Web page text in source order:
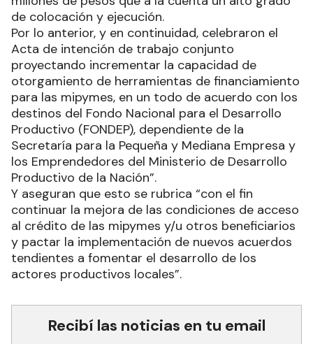
donde se acordó e implementó la suma de 400
millones de pesos que a la cuenta un alto grado
de colocación y ejecución.
Por lo anterior, y en continuidad, celebraron el
Acta de intención de trabajo conjunto
proyectando incrementar la capacidad de
otorgamiento de herramientas de financiamiento
para las mipymes, en un todo de acuerdo con los
destinos del Fondo Nacional para el Desarrollo
Productivo (FONDEP), dependiente de la
Secretaría para la Pequeña y Mediana Empresa y
los Emprendedores del Ministerio de Desarrollo
Productivo de la Nación”.
Y aseguran que esto se rubrica “con el fin
continuar la mejora de las condiciones de acceso
al crédito de las mipymes y/u otros beneficiarios
y pactar la implementación de nuevos acuerdos
actores productivos locales”.